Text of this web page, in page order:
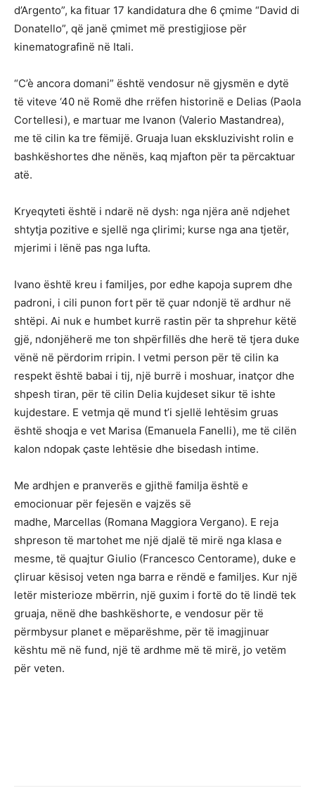
d’Argento”, ka fituar 17 kandidatura dhe 6 çmime “David di
Donatello”, që janë çmimet më prestigjiose për
kinematografinë në Itali.
“C’è ancora domani” është vendosur në gjysmën e dytë
të viteve ‘40 në Romë dhe rrëfen historinë e Delias (Paola
Cortellesi), e martuar me Ivanon (Valerio Mastandrea),
me të cilin ka tre fëmijë. Gruaja luan ekskluzivisht rolin e
bashkëshortes dhe nënës, kaq mjafton për ta përcaktuar
atë.
Kryeqyteti është i ndarë në dysh: nga njëra anë ndjehet
shtytja pozitive e sjellë nga çlirimi; kurse nga ana tjetër,
mjerimi i lënë pas nga lufta.
Ivano është kreu i familjes, por edhe kapoja suprem dhe
padroni, i cili punon fort për të çuar ndonjë të ardhur në
shtëpi. Ai nuk e humbet kurrë rastin për ta shprehur këtë
gjë, ndonjëherë me ton shpërfillës dhe herë të tjera duke
vënë në përdorim rripin. I vetmi person për të cilin ka
respekt është babai i tij, një burrë i moshuar, inatçor dhe
shpesh tiran, për të cilin Delia kujdeset sikur të ishte
kujdestare. E vetmja që mund t’i sjellë lehtësim gruas
është shoqja e vet Marisa (Emanuela Fanelli), me të cilën
kalon ndopak çaste lehtësie dhe bisedash intime.
Me ardhjen e pranverës e gjithë familja është e
emocionuar për fejesën e vajzës së
madhe, Marcellas (Romana Maggiora Vergano). E reja
shpreson të martohet me një djalë të mirë nga klasa e
mesme, të quajtur Giulio (Francesco Centorame), duke e
çliruar kësisoj veten nga barra e rëndë e familjes. Kur një
letër misterioze mbërrin, një guxim i fortë do të lindë tek
gruaja, nënë dhe bashkëshorte, e vendosur për të
përmbysur planet e mëparëshme, për të imagjinuar
kështu më në fund, një të ardhme më të mirë, jo vetëm
për veten.